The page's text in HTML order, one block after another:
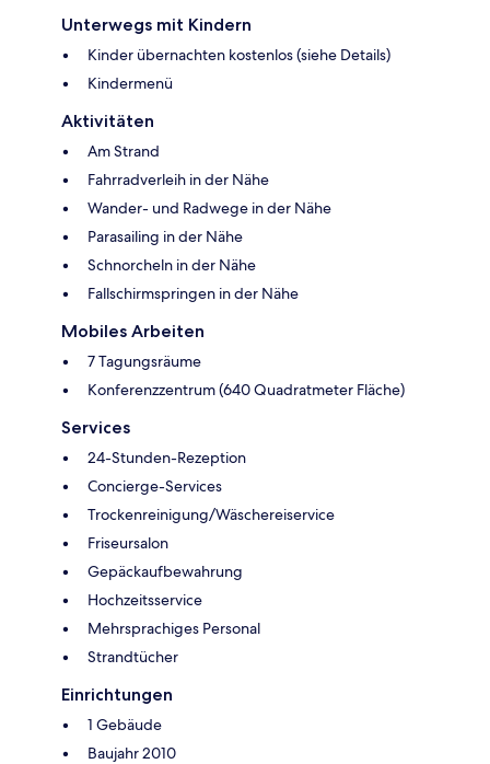
Unterwegs mit Kindern
Kinder übernachten kostenlos (siehe Details)
Kindermenü
Aktivitäten
Am Strand
Fahrradverleih in der Nähe
Wander- und Radwege in der Nähe
Parasailing in der Nähe
Schnorcheln in der Nähe
Fallschirmspringen in der Nähe
Mobiles Arbeiten
7 Tagungsräume
Konferenzzentrum (640 Quadratmeter Fläche)
Services
24-Stunden-Rezeption
Concierge-Services
Trockenreinigung/Wäschereiservice
Friseursalon
Gepäckaufbewahrung
Hochzeitsservice
Mehrsprachiges Personal
Strandtücher
Einrichtungen
1 Gebäude
Baujahr 2010